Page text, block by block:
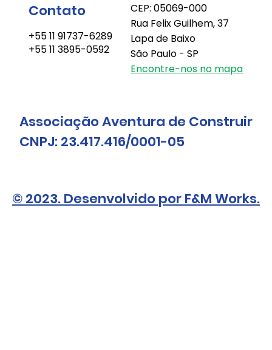
Contato
+55 11 91737-6289
+55 11 3895-0592
CEP: 05069-000
Rua Felix Guilhem, 37
Lapa de Baixo
São Paulo - SP
Encontre-nos no mapa
© 2023. Desenvolvido por F&M Works.
Associação Aventura de Construir
CNPJ: 23.417.416/0001-05